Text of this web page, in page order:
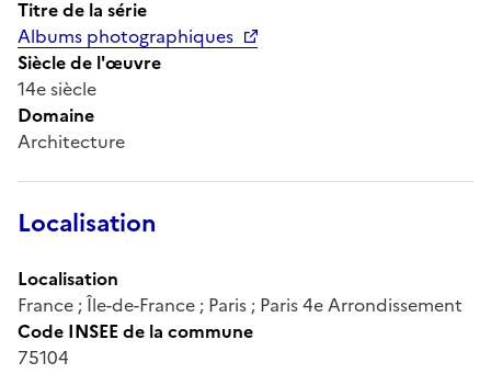
Titre de la série
Albums photographiques
Siècle de l'œuvre
14e siècle
Domaine
Architecture
Localisation
Localisation
France ; Île-de-France ; Paris ; Paris 4e Arrondissement
Code INSEE de la commune
75104